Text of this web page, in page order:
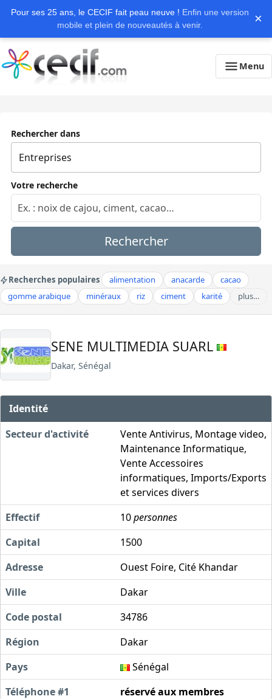
Pour ses 25 ans, le CECIF fait peau neuve ! Enfin une version
mobile et plein de nouveautés à venir.
×
Menu
Rechercher dans
Votre recherche
Rechercher
Recherches populaires alimentation anacarde
cacao
gomme arabique
minéraux riz ciment karité plus…
SENE MULTIMEDIA SUARL
Dakar, Sénégal
Identité
Secteur d'activité
Vente Antivirus, Montage video,
Maintenance Informatique,
Vente Accessoires
informatiques, Imports/Exports
et services divers
Effectif
10personnes
Capital
1500
Adresse
Ouest Foire, Cité Khandar
Ville
Dakar
Code postal
34786
Région
Dakar
Pays
Sénégal
Téléphone #1
réservé aux membres